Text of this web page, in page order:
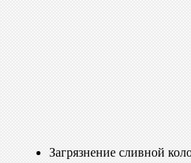
Загрязнение сливной